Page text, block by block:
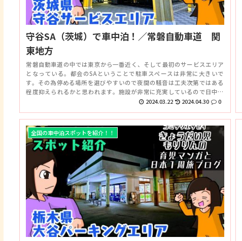
守谷SA（茨城）で車中泊！／常磐自動車道 関
東地方
常磐自動車道の中では東京から一番近く、そして最初のサービスエリア
となっている。都会のSAということで駐車スペースは非常に大きいで
す。その為停める場所を選びやすいので夜間の騒音は工夫次第ではある
程度抑えられるかと思われます。施設が非常に充実しているので日中の
散策もとても楽しめる場所となっていました。人気のSAです。
2024.03.22 2024.04.30 0
全国の車中泊スポットを紹介！！